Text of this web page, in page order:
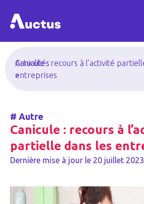
Actualités
>
Canicule : recours à l’activité
entreprises
# Autre
Canicule : recours à
partielle dans les
Dernière mise à jour le 20 juillet 2023